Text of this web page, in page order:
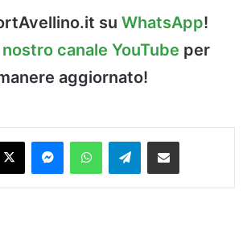
su WhatsApp!
nostro canale YouTube per
aggiornato!
X MessengerWhatsAppTelegramCondividi via Email